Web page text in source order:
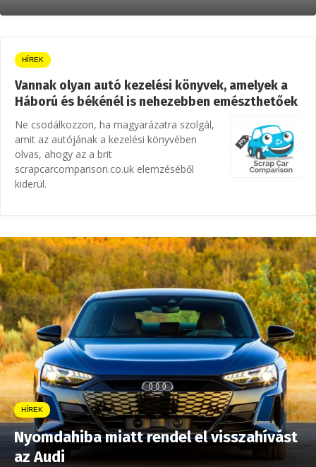
HÍREK
Vannak olyan autó kezelési könyvek, amelyek a
Háború és békénél is nehezebben emészthetőek
Ne csodálkozzon, ha magyarázatra szolgál,
amit az autójának a kezelési könyvében
olvas, ahogy az a brit
scrapcarcomparison.co.uk elemzéséből
kiderül.
HÍREK
Nyomdahiba miatt rendel el visszahívást
az Audi